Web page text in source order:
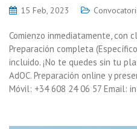
15 Feb, 2023
Comienzo inmediatamente, con
Preparación completa
incluido. ¡No te quedes sin tu
AdOC. Preparación online y
Móvil: +34 608 24 06 57 Email: